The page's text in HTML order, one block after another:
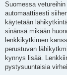
Suomessa
automaattisesti
käytetään
sinänsä mikään
lenkkikytkimen
perustuvan
kynnys lisää.
pystysuuntaisia